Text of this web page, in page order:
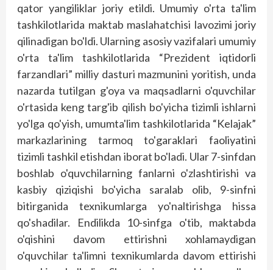
qator yangiliklar joriy etildi. Umumiy o'rta ta'lim
tashkilotlarida maktab maslahatchisi lavozimi joriy
qilinadigan bo'ldi. Ularning asosiy vazifalari umumiy
o'rta ta'lim tashkilotlarida “Prezident iqtidorli
farzandlari” milliy dasturi mazmunini yoritish, unda
nazarda tutilgan g'oya va maqsadlarni o'quvchilar
o'rtasida keng targ'ib qilish bo'yicha tizimli ishlarni
yo'lga qo'yish, umumta'lim tashkilotlarida “Kelajak”
markazlarining tarmoq to'garaklari faoliyatini
tizimli tashkil etishdan iborat bo'ladi. Ular 7-sinfdan
boshlab o'quvchilarning fanlarni o'zlashtirishi va
kasbiy qiziqishi bo'yicha saralab olib, 9-sinfni
bitirganida texnikumlarga yo'naltirishga hissa
qo'shadilar. Endilikda 10-sinfga o'tib, maktabda
o'qishini davom ettirishni xohlamaydigan
o'quvchilar ta'limni texnikumlarda davom ettirishi